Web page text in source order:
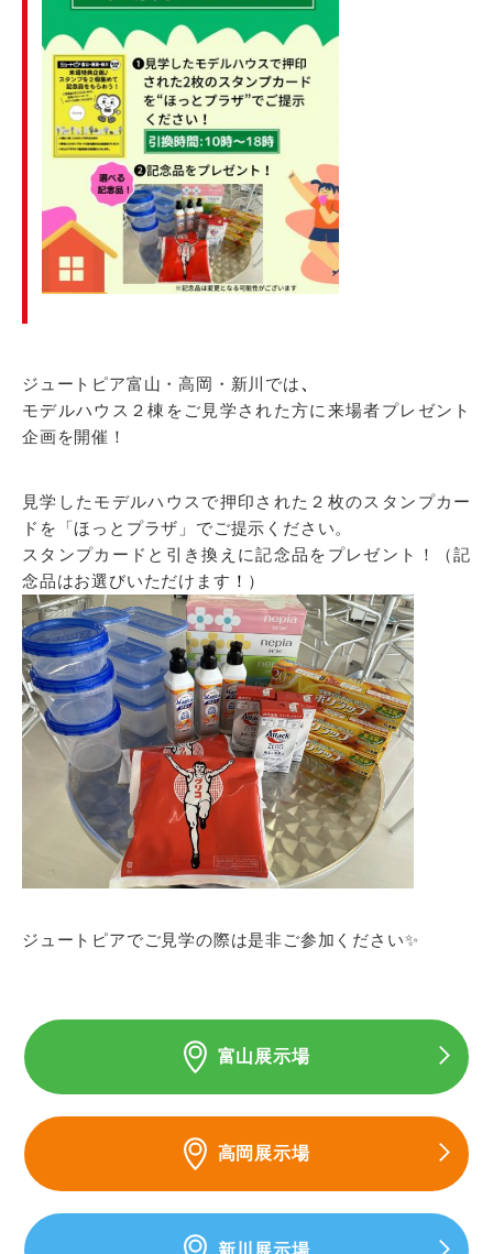
ジュートピア富山・高岡・新川では、
モデルハウス２棟をご見学された方に来場者プレゼント
企画を開催！
見学したモデルハウスで押印された２枚のスタンプカー
ドを「ほっとプラザ」でご提示ください。
スタンプカードと引き換えに記念品をプレゼント！（記
念品はお選びいただけます ！ ）
ジュートピアでご見学の際は是非ご参加ください✨
富山展示場
高岡展示場
新川展示場